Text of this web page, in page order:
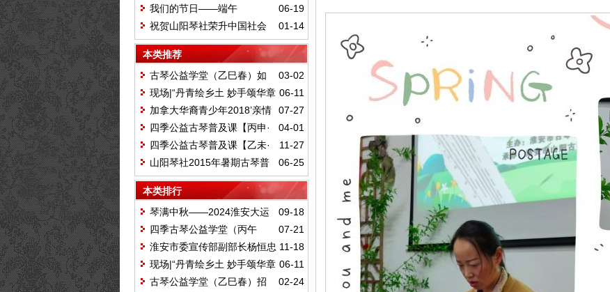
——当博里农民画遇上桃花坞木版
年画”主题画展暨端午奇妙游互动体
验活动正式启动！
06-19
我们的节日——端午
01-14
祝贺山阳琴社荣升中国社会
组织评估等级AAAA
本类推荐
03-02
古琴公益学堂（乙巳春）如
期开学
06-11
现场|“丹青绘乡土 妙手颂华章
——当博里农民画遇上桃花坞木版
年画”主题画展暨端午奇妙游互动体
验活动正式启动！
07-27
加拿大华裔青少年2018’亲情
中华·江苏淮安夏令营琴课
04-01
四季公益古琴普及课【丙申·
春】圆满结束
11-27
四季公益古琴普及课【乙未·
冬】如期开课
06-25
山阳琴社2015年暑期古琴普
及培训启动
本类排行
09-18
琴满中秋——2024淮安大运
河非遗文化旅游节古琴专场演出07-21
四季古琴公益学堂（丙午
夏）结业雅集
11-18
淮安市委宣传部副部长杨恒忠
在淮安市古琴学会成立大会上的讲
话
06-11
现场|“丹青绘乡土 妙手颂华章
——当博里农民画遇上桃花坞木版
02-24
古琴公益学堂（乙巳春）招